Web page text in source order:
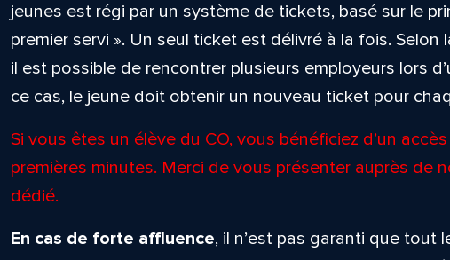
jeunes est régi par un système de tickets, basé sur le
premier servi ». Un seul ticket est délivré à la fois.
il est possible de rencontrer plusieurs employeurs lors
ce cas, le jeune doit obtenir un nouveau ticket pour
Si vous êtes un élève du CO, vous bénéficiez d’un
premières minutes. Merci de vous présenter auprès de
dédié.
En cas de forte affluence, il n’est pas garanti que tout